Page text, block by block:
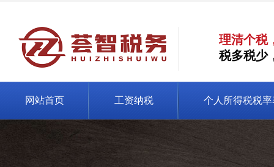
理清个税
税多税少
网站首页 工资纳税 个人所得税税率